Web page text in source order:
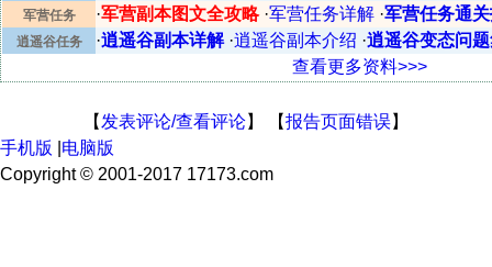
军营任务 ·军营副本图文全攻略·军营任务详解 ·军营任务通
逍遥谷任务 ·逍遥谷副本详解·逍遥谷副本介绍 ·逍遥谷变态问
查看更多资料>>>
【 发表评论/查看评论】 【报告页面错误】
手机版
电脑版
Copyright © 2001-2017 17173.com